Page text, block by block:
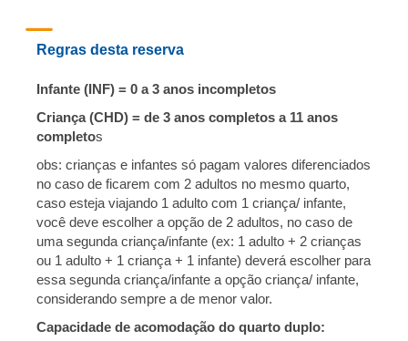
Regras desta reserva
Infante (INF) = 0 a 3 anos incompletos
Criança (CHD) = de 3 anos completos a 11 anos
completos
obs: crianças e infantes só pagam valores diferenciados
no caso de ficarem com 2 adultos no mesmo quarto,
caso esteja viajando 1 adulto com 1 criança/ infante,
você deve escolher a opção de 2 adultos, no caso de
uma segunda criança/infante (ex: 1 adulto + 2 crianças
ou 1 adulto + 1 criança + 1 infante) deverá escolher para
essa segunda criança/infante a opção criança/ infante,
considerando sempre a de menor valor.
Capacidade de acomodação do quarto duplo: